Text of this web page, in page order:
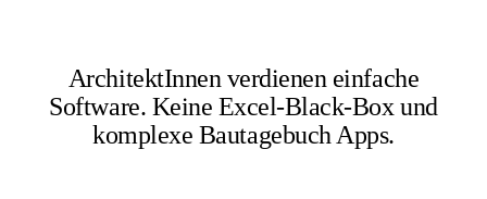
ArchitektInnen verdienen einfache
Software. Keine Excel-Black-Box und
komplexe Bautagebuch Apps.